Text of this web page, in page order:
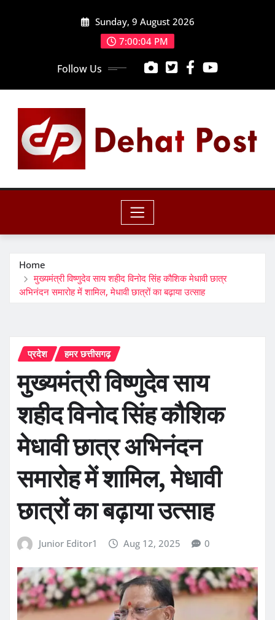
Sunday, 9 August 2026
7:00:05 PM
Follow Us
Home
मुख्यमंत्री विष्णुदेव साय शहीद विनोद सिंह कौशिक मेधावी छात्र
अभिनंदन समारोह में शामिल, मेधावी छात्रों का बढ़ाया उत्साह
प्रदेश हमर छत्तीसगढ़
मुख्यमंत्री विष्णुदेव साय
शहीद विनोद सिंह कौशिक
मेधावी छात्र अभिनंदन
समारोह में शामिल, मेधावी
छात्रों का बढ़ाया उत्साह
Junior Editor1 Aug 12, 2025 0